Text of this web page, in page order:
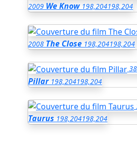
2009 We Know 198,204198,204
2008 The Close 198,204198,204
38
Pillar 198,204198,204
Taurus 198,204198,204